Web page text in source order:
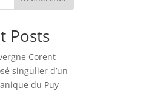
Posts
Corent
singulier d’un
du Puy-